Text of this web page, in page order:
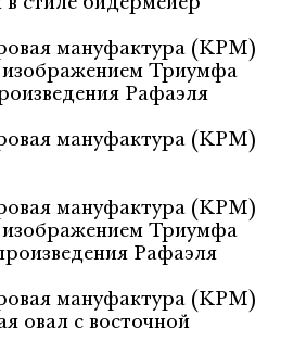
мануфактура (KPM)
изображением Триумфа
Рафаэля
мануфактура (KPM)
мануфактура (KPM)
изображением Триумфа
Рафаэля
мануфактура (KPM)
овал с восточной